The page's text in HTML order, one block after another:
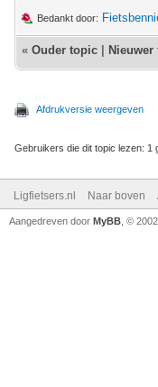
Bedankt door:
« Ouder topic
Afdrukversie weergeven
Gebruikers die dit topic lezen: 1
Ligfietsers.nl Naar boven
Aangedreven door MyBB , ©